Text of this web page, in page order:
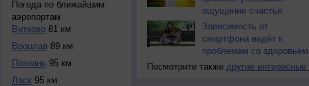
Погода по ближайшим
аэропортам
Витково81 км
Вроцлав 89 км
Познань 95 км
Ласк95 км
ощущение счастья
Зависимость от
смартфона ведёт к
проблемам со здоровьем
Посмотрите также другие интересные